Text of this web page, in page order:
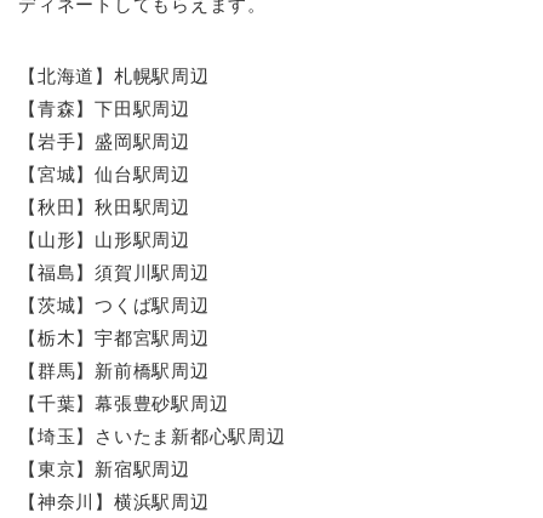
ディネートしてもらえます。
【北海道】札幌駅周辺
【青森】下田駅周辺
【岩手】盛岡駅周辺
【宮城】仙台駅周辺
【秋田】秋田駅周辺
【山形】山形駅周辺
【福島】須賀川駅周辺
【茨城】つくば駅周辺
【栃木】宇都宮駅周辺
【群馬】新前橋駅周辺
【千葉】幕張豊砂駅周辺
【埼玉】さいたま新都心駅周辺
【東京】新宿駅周辺
【神奈川】横浜駅周辺